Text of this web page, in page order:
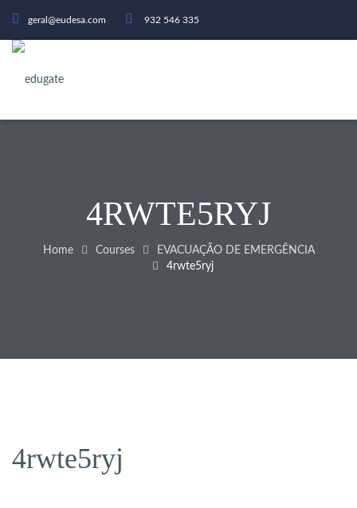
geral@eudesa.com 932 546 335
4RWTE5RYJ
Home Courses
EVACUAÇÃO DE EMERGÊNCIA
4rwte5ryj
4rwte5ryj